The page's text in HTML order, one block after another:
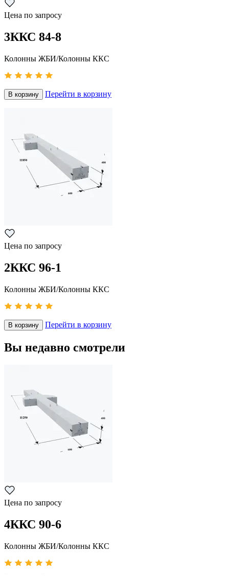
Цена по запросу
3ККС 84-8
Колонны ЖБИ/Колонны ККС
В корзину Перейти в корзину
Цена по запросу
2ККС 96-1
Колонны ЖБИ/Колонны ККС
В корзину Перейти в корзину
Вы недавно смотрели
Цена по запросу
4ККС 90-6
Колонны ЖБИ/Колонны ККС